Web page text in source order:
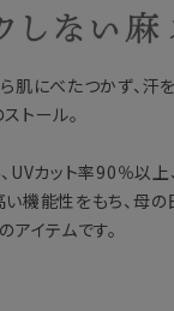
肌にべたつかず、汗
トール。
UVカット率90％以上
機能性をもち、母の
イテムです。